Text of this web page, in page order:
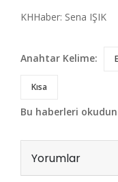
Anahtar Kelime:
Kısa
Bu haberleri
Yorumlar